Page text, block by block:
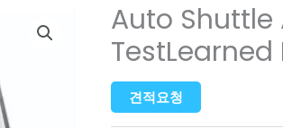
Auto
견적요청